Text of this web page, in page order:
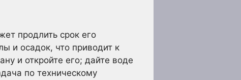
продлить срок его
и осадок, что приводит к
и откройте его; дайте воде
по техническому